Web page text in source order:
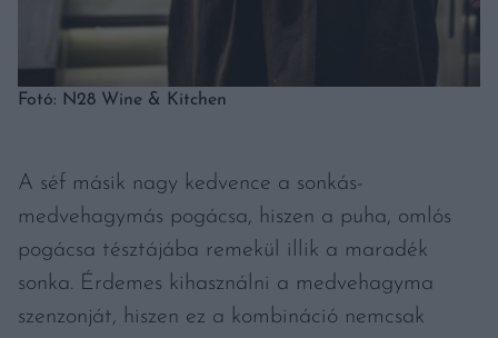
Fotó: N28 Wine & Kitchen
A séf másik nagy kedvence a sonkás-
medvehagymás pogácsa, hiszen a puha, omlós
pogácsa tésztájába remekül illik a maradék
sonka. Érdemes kihasználni a medvehagyma
szenzonját, hiszen ez a kombináció nemcsak